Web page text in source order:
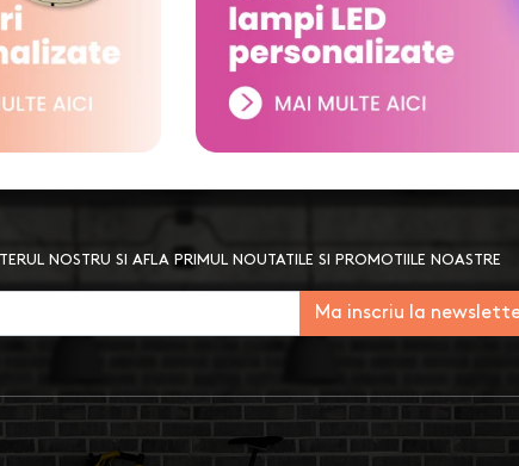
NOSTRU SI AFLA PRIMUL NOUTATILE SI PROMOTIILE NOASTRE
Ma inscriu la